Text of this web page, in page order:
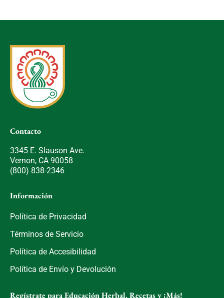
Contacto
3345 E. Slauson Ave.
Vernon, CA 90058
(800) 838-2346
Información
Política de Privacidad
Términos de Servicio
Política de Accesibilidad
Política de Envío y Devolución
Regístrate para Educación Herbal, Recetas y ¡Más!